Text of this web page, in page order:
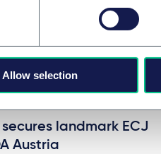
Allow selection
secures landmark ECJ
Austria